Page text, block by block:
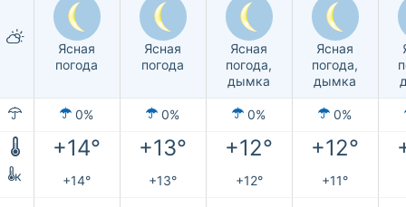
Ясная
погода
Ясная
погода
Ясная
погода,
дымка
Ясная
погода,
дымка
0% 0% 0% 0%
+14° +13° +12° +12°
к +14° +13° +12° +11°